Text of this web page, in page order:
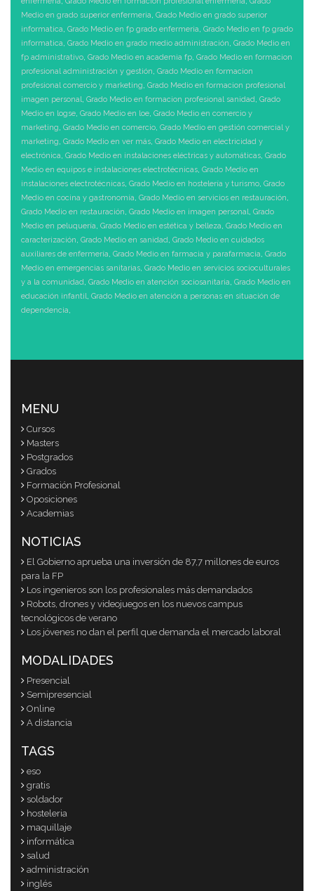
Medio en grado superior enfermeria, Grado Medio en grado superior
informatica, Grado Medio en fp grado enfermeria, Grado Medio en fp grado
informatica, Grado Medio en grado medio administración, Grado Medio en
fp administrativo, Grado Medio en academia fp, Grado Medio en formacion
profesional administración y gestión, Grado Medio en formacion
profesional comercio y marketing, Grado Medio en formacion profesional
imagen personal, Grado Medio en formacion profesional sanidad, Grado
Medio en logse, Grado Medio en loe, Grado Medio en comercio y
marketing, Grado Medio en comercio, Grado Medio en gestión comercial y
marketing, Grado Medio en ver más, Grado Medio en electricidad y
electrónica, Grado Medio en instalaciones eléctricas y automáticas, Grado
Medio en equipos e instalaciones electrotécnicas, Grado Medio en
instalaciones electrotécnicas, Grado Medio en hostelería y turismo, Grado
Medio en cocina y gastronomía, Grado Medio en servicios en restauración,
Grado Medio en restauración, Grado Medio en imagen personal, Grado
Medio en peluquería, Grado Medio en estética y belleza, Grado Medio en
caracterización, Grado Medio en sanidad, Grado Medio en cuidados
auxiliares de enfermería, Grado Medio en farmacia y parafarmacia, Grado
Medio en emergencias sanitarias, Grado Medio en servicios socioculturales
y a la comunidad, Grado Medio en atención sociosanitaria, Grado Medio en
educación infantil, Grado Medio en atención a personas en situación de
dependencia,
MENU
Cursos
Masters
Postgrados
Grados
Formación Profesional
Oposiciones
Academias
NOTICIAS
El Gobierno aprueba una inversión de 87,7 millones de euros
para la FP
Los ingenieros son los profesionales más demandados
Robots, drones y videojuegos en los nuevos campus
tecnológicos de verano
Los jóvenes no dan el perfil que demanda el mercado laboral
MODALIDADES
Presencial
Semipresencial
Online
A distancia
TAGS
eso
gratis
soldador
hosteleria
maquillaje
informática
salud
administración
inglés